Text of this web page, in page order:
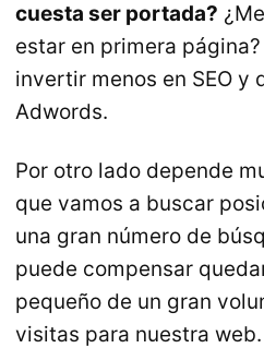
cuesta ser portada?
estar en primera
invertir menos en SEO y
Adwords.
Por otro lado depende
que vamos a buscar
una gran número de
puede compensar
pequeño de un gran
visitas para nuestra web.